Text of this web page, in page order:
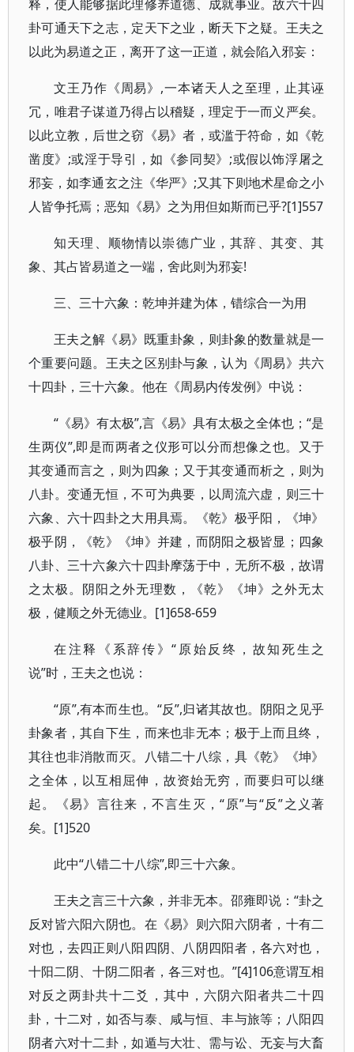
释，使人能够据此理修养道德、成就事业。故六十四
卦可通天下之志，定天下之业，断天下之疑。王夫之
以此为易道之正，离开了这一正道，就会陷入邪妄：
文王乃作《周易》,一本诸天人之至理，止其诬
冗，唯君子谋道乃得占以稽疑，理定于一而义严矣。
以此立教，后世之窃《易》者，或滥于符命，如《乾
凿度》;或淫于导引，如《参同契》;或假以饰浮屠之
邪妄，如李通玄之注《华严》;又其下则地术星命之小
人皆争托焉；恶知《易》之为用但如斯而已乎?[1]557
知天理、顺物情以崇德广业，其辞、其变、其
象、其占皆易道之一端，舍此则为邪妄!
三、三十六象：乾坤并建为体，错综合一为用
王夫之解《易》既重卦象，则卦象的数量就是一
个重要问题。王夫之区别卦与象，认为《周易》共六
十四卦，三十六象。他在《周易内传发例》中说：
“《易》有太极”,言《易》具有太极之全体也；“是
生两仪”,即是而两者之仪形可以分而想像之也。又于
其变通而言之，则为四象；又于其变通而析之，则为
八卦。变通无恒，不可为典要，以周流六虚，则三十
六象、六十四卦之大用具焉。《乾》极乎阳，《坤》
极乎阴，《乾》《坤》并建，而阴阳之极皆显；四象
八卦、三十六象六十四卦摩荡于中，无所不极，故谓
之太极。阴阳之外无理数，《乾》《坤》之外无太
极，健顺之外无德业。[1]658-659
在注释《系辞传》“原始反终，故知死生之
说”时，王夫之也说：
“原”,有本而生也。“反”,归诸其故也。阴阳之见乎
卦象者，其自下生，而来也非无本；极于上而且终，
其往也非消散而灭。八错二十八综，具《乾》《坤》
之全体，以互相屈伸，故资始无穷，而要归可以继
起。《易》言往来，不言生灭，“原”与“反”之义著
矣。[1]520
此中“八错二十八综”,即三十六象。
王夫之言三十六象，并非无本。邵雍即说：“卦之
反对皆六阳六阴也。在《易》则六阳六阴者，十有二
对也，去四正则八阳四阴、八阴四阳者，各六对也，
十阳二阴、十阴二阳者，各三对也。”[4]106意谓互相
对反之两卦共十二爻，其中，六阴六阳者共二十四
卦，十二对，如否与泰、咸与恒、丰与旅等；八阳四
阴者六对十二卦，如遁与大壮、需与讼、无妄与大畜